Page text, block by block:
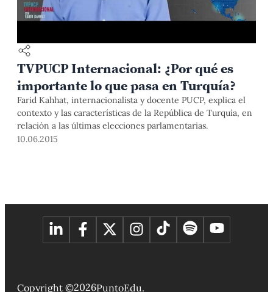
TVPUCP Internacional: ¿Por qué es
importante lo que pasa en Turquía?
Farid Kahhat, internacionalista y docente PUCP, explica el
contexto y las características de la República de Turquía, en
relación a las últimas elecciones parlamentarias.
10.06.2015
Copyright ©2026PuntoEdu.